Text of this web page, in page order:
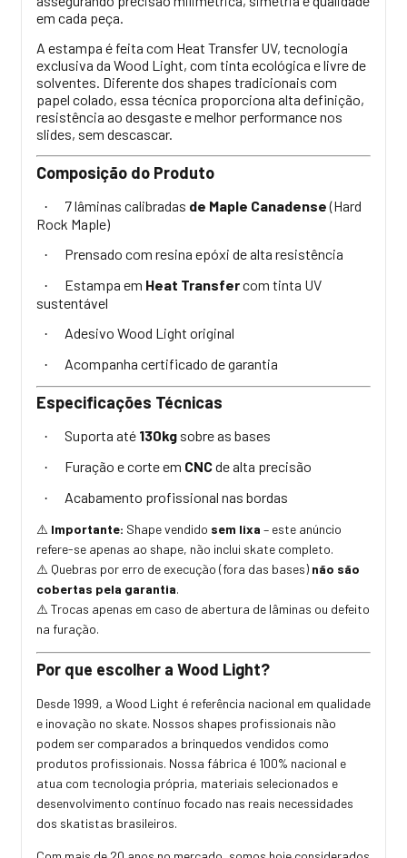
em cada peça.
A estampa é feita com Heat Transfer UV, tecnologia
exclusiva da Wood Light, com tinta ecológica e livre de
solventes. Diferente dos shapes tradicionais com
papel colado, essa técnica proporciona alta definição,
resistência ao desgaste e melhor performance nos
slides, sem descascar.
Composição do Produto
· 7 lâminas calibradas de Maple Canadense(Hard
Rock Maple)
· Prensado com resina epóxi de alta resistência
· Estampa em Heat Transfercom tinta UV
sustentável
· Adesivo Wood Light original
· Acompanha certificado de garantia
Especificações Técnicas
· Suporta até 130kg sobre as bases
· Furação e corte em CNCde alta precisão
· Acabamento profissional nas bordas
⚠️ Importante: Shape vendido sem lixa – este anúncio
refere-se apenas ao shape, não inclui skate completo.
⚠️ Quebras por erro de execução (fora das bases) não são
cobertas pela garantia.
⚠️ Trocas apenas em caso de abertura de lâminas ou defeito
na furação.
Por que escolher a Wood Light?
Desde 1999, a Wood Light é referência nacional em qualidade
e inovação no skate. Nossos shapes profissionais não
podem ser comparados a brinquedos vendidos como
produtos profissionais. Nossa fábrica é 100% nacional e
atua com tecnologia própria, materiais selecionados e
desenvolvimento contínuo focado nas reais necessidades
dos skatistas brasileiros.